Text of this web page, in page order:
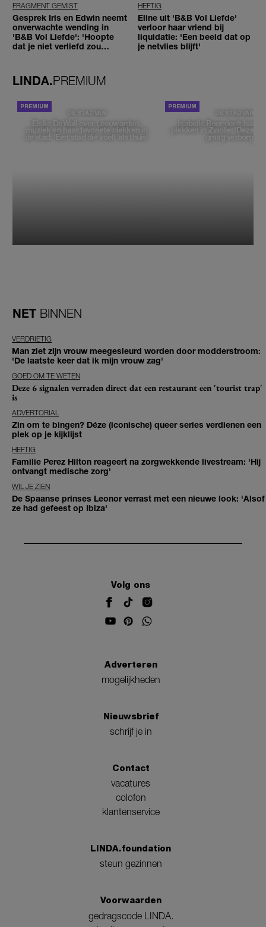
FRAGMENT GEMIST
Gesprek Iris en Edwin neemt
onverwachte wending in
'B&B Vol Liefde': 'Hoopte
dat je niet verliefd zou
HEFTIG
Eline uit 'B&B Vol Liefde'
verloor haar vriend bij
liquidatie: 'Een beeld dat op
je netvlies blijft'
LINDA.PREMIUM
DE STAD VAN
Elske DeWall over Leeuwarden,
muziek en haar favoriete plekken in
de stad: 'Een stad die voelt als thuis'
DE STAD VAN
Isabelle Boer deelt haar
plekken in Zwolle: 'Deze
graag verborgen'
NET BINNEN
VERDRIETIG
Man ziet zijn vrouw meegesleurd worden door modderstroom:
'De laatste keer dat ik mijn vrouw zag'
GOED OM TE WETEN
Deze 6 signalen verraden direct dat een restaurant een 'tourist trap'
is
ADVERTORIAL
Zin om te bingen? Déze (iconische) queer series verdienen een
plek op je kijklijst
HEFTIG
Familie Perez Hilton reageert na zorgwekkende livestream: 'Hij
ontvangt medische zorg'
WIL JE ZIEN
De Spaanse prinses Leonor verrast met een nieuwe look: 'Alsof
ze had gefeest op Ibiza'
Volg ons
Adverteren
mogelijkheden
Nieuwsbrief
schrijf je in
Contact
vacatures
colofon
klantenservice
LINDA.foundation
steun gezinnen
Voorwaarden
gedragscode LINDA.